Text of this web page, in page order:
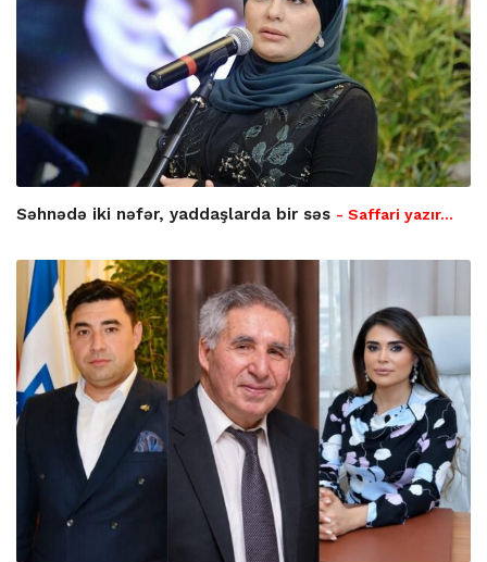
Səhnədə iki nəfər, yaddaşlarda bir səs - Saffari yazır…